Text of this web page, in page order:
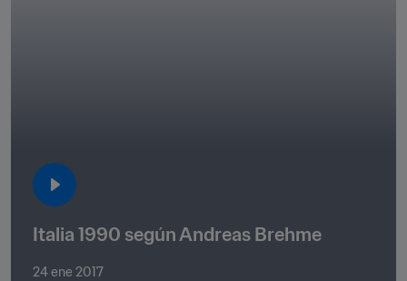
Italia 1990 según Andreas Brehme
24 ene 2017